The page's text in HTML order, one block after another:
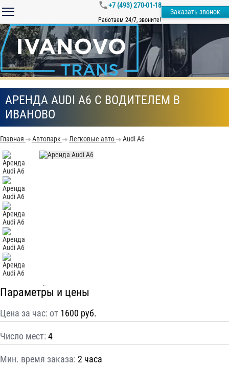
+7 (493) 270-01-18
Работаем 24/7, звоните!
Заказать звонок
АРЕНДА AUDI A6 С ВОДИТЕЛЕМ В
ИВАНОВО
Главная Автопарк Легковые авто Audi A6
Параметры и цены
Цена за час: от 1600 руб.
Число мест: 4
Мин. время заказа: 2 часа